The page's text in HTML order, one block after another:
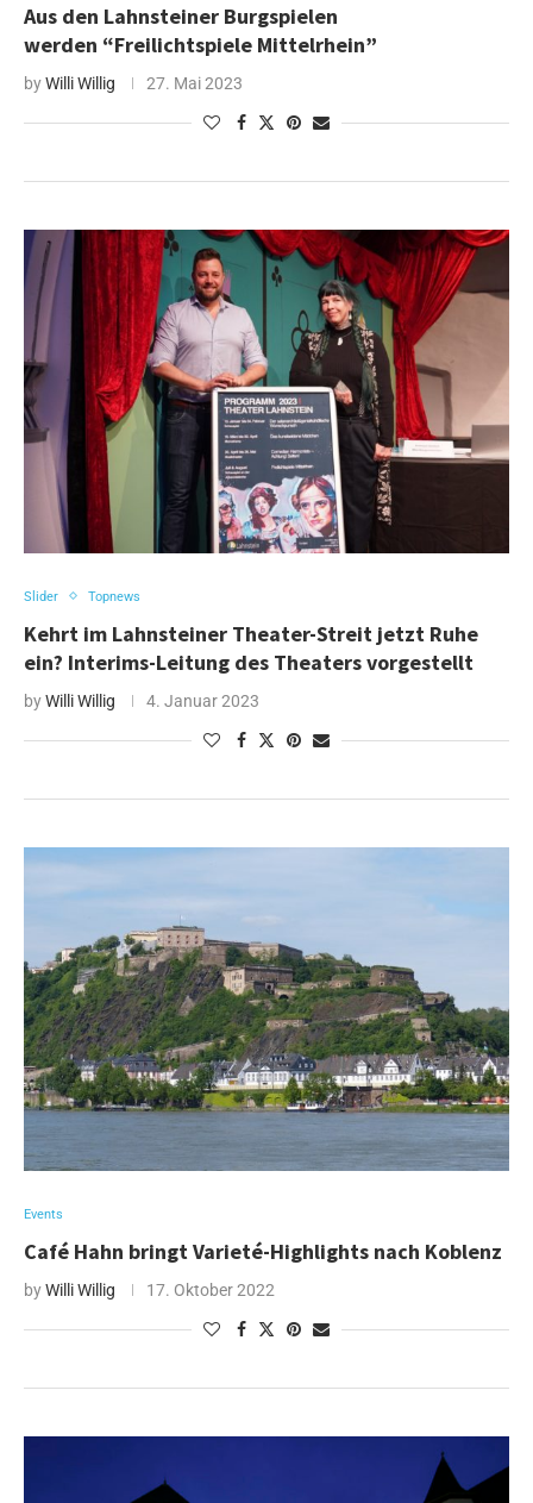
Aus den Lahnsteiner Burgspielen
werden “Freilichtspiele Mittelrhein”
byWilli Willig 27. Mai 2023
Slider Topnews
Kehrt im Lahnsteiner Theater-Streit jetzt Ruhe
ein? Interims-Leitung des Theaters vorgestellt
byWilli Willig 4. Januar 2023
Events
Café Hahn bringt Varieté-Highlights nach Koblenz
byWilli Willig 17. Oktober 2022